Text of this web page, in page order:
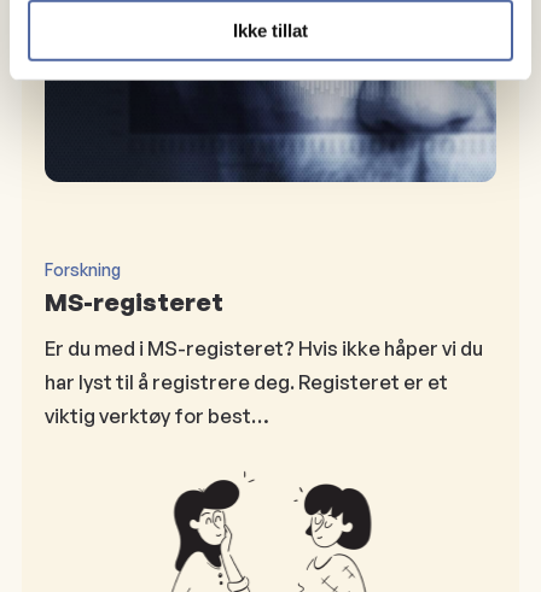
Ikke tillat
Forskning
MS-registeret
Er du med i MS-registeret? Hvis ikke håper vi du
har lyst til å registrere deg. Registeret er et
viktig verktøy for best…